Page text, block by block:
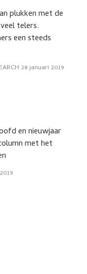
plukken met de
telers.
een steeds
28 januari 2019
en nieuwjaar
met het